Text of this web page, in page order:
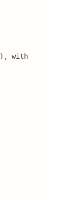
with